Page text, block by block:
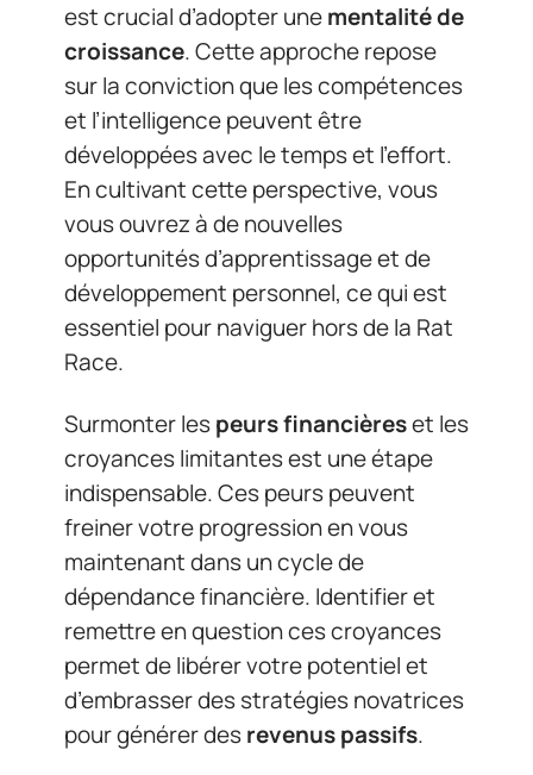
est crucial d’adopter unementalité de
croissance. Cette approche repose
sur la conviction que les compétences
et l’intelligence peuvent être
développées avec le temps et l’effort.
En cultivant cette perspective, vous
vous ouvrez à de nouvelles
opportunités d’apprentissage et de
développement personnel, ce qui est
essentiel pour naviguer hors de la Rat
Race.
Surmonter lespeurs financièreset les
croyances limitantes est une étape
indispensable. Ces peurs peuvent
freiner votre progression en vous
maintenant dans un cycle de
dépendance financière. Identifier et
remettre en question ces croyances
permet de libérer votre potentiel et
d’embrasser des stratégies novatrices
pour générer desrevenus passifs.